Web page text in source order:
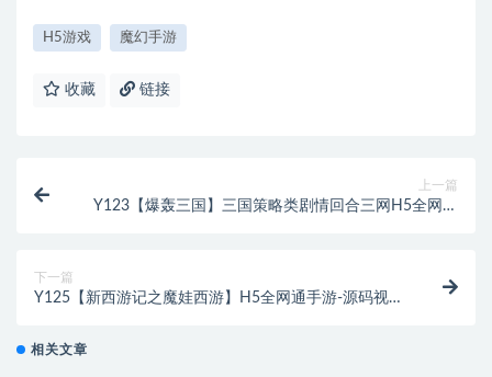
H5游戏 魔幻手游
收藏 链接
上一篇
Y123【爆轰三国】三国策略类剧情回合三网H5全网通
下一篇
Y125【新西游记之魔娃西游】H5全网通手游-源码视频
相关文章